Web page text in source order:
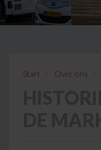
Start Over ons